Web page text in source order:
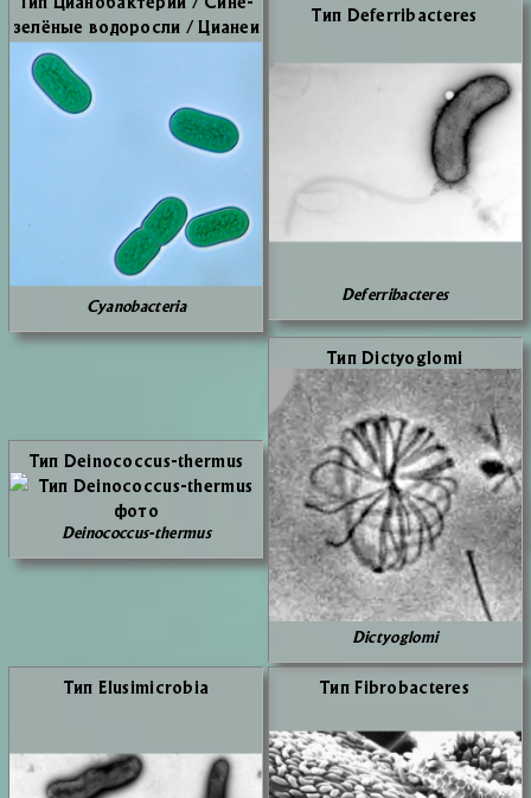
зе­лё­ные во­до­рос­ли / Ци­а­неи
Cyanobacteria
Тип Deferribacteres
Deferribacteres
Тип Deinococcus-thermus
Deinococcus-thermus
Тип Dictyoglomi
Dictyoglomi
Тип Elusimicrobia Тип Fibrobacteres